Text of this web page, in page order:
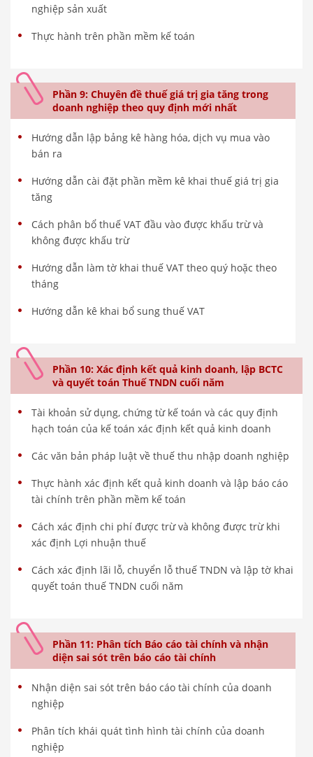
nghiệp sản xuất
Thực hành trên phần mềm kế toán
Phần 9: Chuyên đề thuế giá trị gia tăng trong
doanh nghiệp theo quy định mới nhất
Hướng dẫn lập bảng kê hàng hóa, dịch vụ mua vào
bán ra
Hướng dẫn cài đặt phần mềm kê khai thuế giá trị gia
tăng
Cách phân bổ thuế VAT đầu vào được khấu trừ và
không được khấu trừ
Hướng dẫn làm tờ khai thuế VAT theo quý hoặc theo
tháng
Hướng dẫn kê khai bổ sung thuế VAT
Phần 10: Xác định kết quả kinh doanh, lập BCTC
và quyết toán Thuế TNDN cuối năm
Tài khoản sử dụng, chứng từ kế toán và các quy định
hạch toán của kế toán xác định kết quả kinh doanh
Các văn bản pháp luật về thuế thu nhập doanh nghiệp
Thực hành xác định kết quả kinh doanh và lập báo cáo
tài chính trên phần mềm kế toán
Cách xác định chi phí được trừ và không được trừ khi
xác định Lợi nhuận thuế
Cách xác định lãi lỗ, chuyển lỗ thuế TNDN và lập tờ khai
quyết toán thuế TNDN cuối năm
Phần 11: Phân tích Báo cáo tài chính và nhận
diện sai sót trên báo cáo tài chính
Nhận diện sai sót trên báo cáo tài chính của doanh
nghiệp
Phân tích khái quát tình hình tài chính của doanh
nghiệp